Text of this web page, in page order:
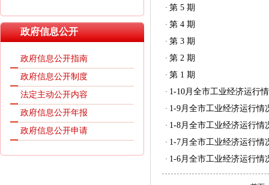
政府信息公开
政府信息公开指南
政府信息公开制度
法定主动公开内容
政府信息公开年报
政府信息公开申请
· 第 5 期
· 第 4 期
· 第 3 期
· 第 2 期
· 第 1 期
· 1-10月全市工业经济运行
· 1-9月全市工业经济运行情
· 1-8月全市工业经济运行情
· 1-7月全市工业经济运行情
· 1-6月全市工业经济运行情